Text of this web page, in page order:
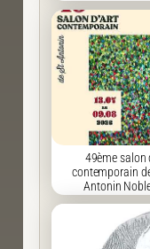
49ème salon
contemporain
Antonin